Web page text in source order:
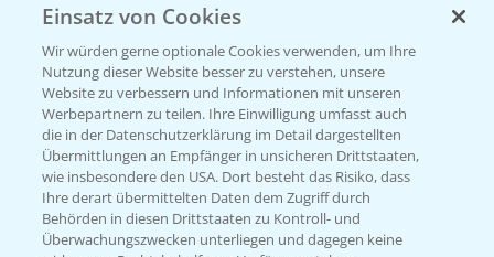
Presse
Vegetables Deutschland
Infos
LINKS
Apps
Einsatz von Cookies
Wir würden gerne optionale Cookies verwenden, um Ihre
Nutzung dieser Website besser zu verstehen, unsere
Website zu verbessern und Informationen mit unseren
Werbepartnern zu teilen. Ihre Einwilligung umfasst auch
die in der Datenschutzerklärung im Detail dargestellten
Übermittlungen an Empfänger in unsicheren Drittstaaten,
wie insbesondere den USA. Dort besteht das Risiko, dass
Ihre derart übermittelten Daten dem Zugriff durch
Behörden in diesen Drittstaaten zu Kontroll- und
Überwachungszwecken unterliegen und dagegen keine